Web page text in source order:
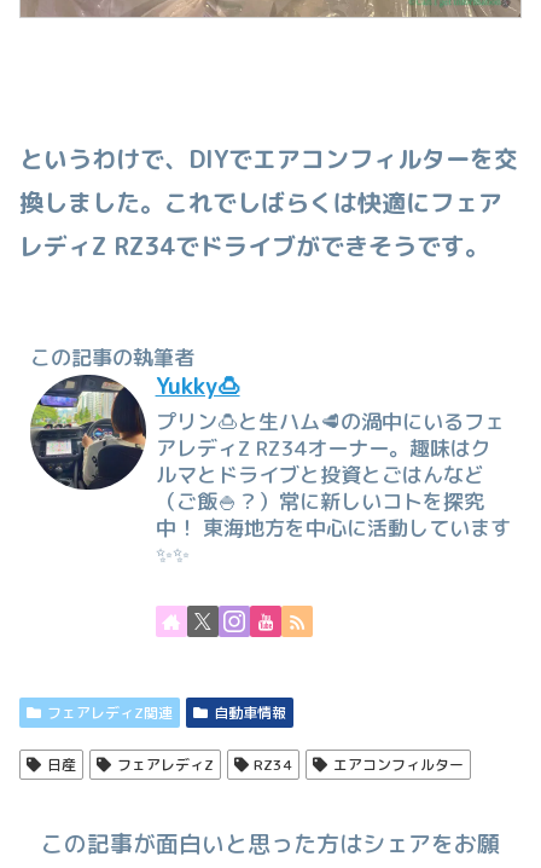
というわけで、DIYでエアコンフィルターを交
換しました。これでしばらくは快適にフェア
レディZ RZ34でドライブができそうです。
この記事の執筆者
Yukky🍮
プリン🍮と生ハム🥩の渦中にいるフェ
アレディZ RZ34オーナー。趣味はク
ルマとドライブと投資とごはんなど
（ご飯🍚？）常に新しいコトを探究
中！ 東海地方を中心に活動しています
✨✨
フェアレディZ関連 自動車情報
日産 フェアレディZ RZ34 エアコンフィルター
この記事が面白いと思った方はシェアをお願